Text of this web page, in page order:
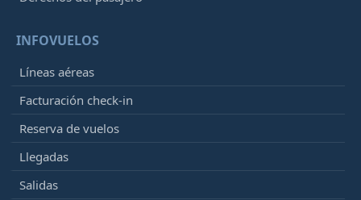
INFOVUELOS
Líneas aéreas
Facturación check-in
Reserva de vuelos
Llegadas
Salidas